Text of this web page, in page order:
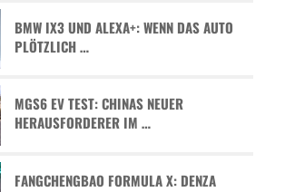
BMW IX3 UND ALEXA+: WENN DAS AUTO
PLÖTZLICH …
MGS6 EV TEST: CHINAS NEUER
HERAUSFORDERER IM …
FANGCHENGBAO FORMULA X: DENZA